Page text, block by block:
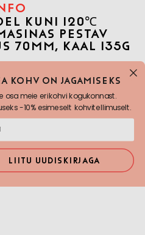
KUNI 120℃
PESTAV
70MM, KAAL 135G
ORIGAMI
S SUURUS
- +
KOHV ON JAGAMISEKS
osa meie erikohvi kogukonnast.
-10% esimeselt kohvitellimuselt.
LIITU UUDISKIRJAGA